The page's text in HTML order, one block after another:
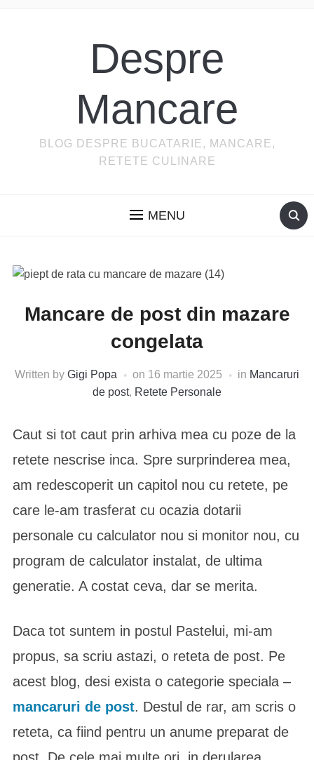
Despre
Mancare
BLOG DESPRE BUCATARIE, MANCARE,
RETETE CULINARE
MENU
Mancare de post din mazare
congelata
Written by Gigi Popa on 16 martie 2025 in Mancaruri
de post, Retete Personale
Caut si tot caut prin arhiva mea cu poze de la
retete nescrise inca. Spre surprinderea mea,
am redescoperit un capitol nou cu retete, pe
care le-am trasferat cu ocazia dotarii
personale cu calculator nou si monitor nou, cu
program de calculator instalat, de ultima
generatie. A costat ceva, dar se merita.
Daca tot suntem in postul Pastelui, mi-am
propus, sa scriu astazi, o reteta de post. Pe
acest blog, desi exista o categorie speciala –
mancaruri de post. Destul de rar, am scris o
reteta, ca fiind pentru un anume preparat de